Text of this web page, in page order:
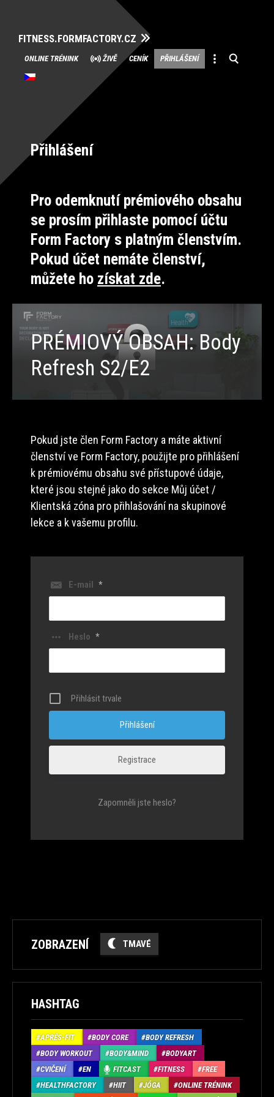
FITNESS.FORMFACTORY.CZ
Přeskočit
na
obsah
ONLINE TRÉNINK ŽIVĚ CENÍK PŘIHLÁŠENÍ
Přihlášení
Pro odemknutí prémiového obsahu
se prosím přihlaste pomocí účtu
Form Factory s platným členstvím.
Pokud účet nemáte členství,
můžete ho získat zde.
PRÉMIOVÝ OBSAH: Body
Refresh S2/E2
Pokud jste člen Form Factory a máte aktivní
členství ve Form Factory, použijte pro přihlášení
k prémiovému obsahu své přístupové údaje,
které jsou stejné jako do sekce Můj účet /
Klientská zóna pro přihlašování na skupinové
lekce a k vašemu profilu.
E-mail *
Heslo *
Přihlásit trvale
Registrace
Zapomněli jste heslo?
ZOBRAZENÍ TMAVÉ
HASHTAG
APRÉS-FIT BODY CORE
BODY REFRESH
BODY WORKOUT
BODY&MIND
BODYART
CVIČENÍ
EN FITCAST FITNESS
FREE
HEALTHFACTORY
HIIT JÓGA
ONLINE TRÉNINK